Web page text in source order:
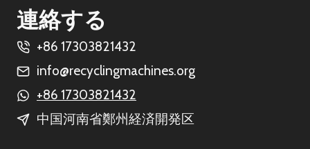
連絡する
+86 17303821432
info@recyclingmachines.org
+86 17303821432
中国河南省鄭州経済開発区